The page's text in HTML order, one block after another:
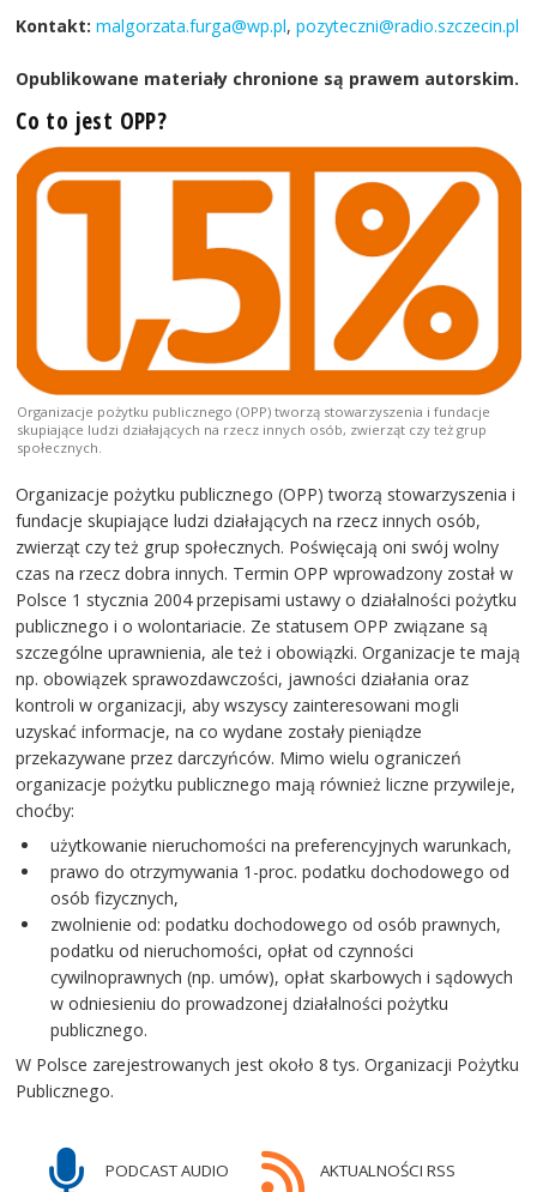
Kontakt: malgorzata.furga@wp.pl,pozyteczni@radio.szczecin.pl
Opublikowane materiały chronione są prawem autorskim.
Co to jest OPP?
Organizacje pożytku publicznego (OPP) tworzą stowarzyszenia i fundacje
skupiające ludzi działających na rzecz innych osób, zwierząt czy też grup
społecznych.
Organizacje pożytku publicznego (OPP) tworzą stowarzyszenia i
fundacje skupiające ludzi działających na rzecz innych osób,
zwierząt czy też grup społecznych. Poświęcają oni swój wolny
czas na rzecz dobra innych. Termin OPP wprowadzony został w
Polsce 1 stycznia 2004 przepisami ustawy o działalności pożytku
publicznego i o wolontariacie. Ze statusem OPP związane są
szczególne uprawnienia, ale też i obowiązki. Organizacje te mają
np. obowiązek sprawozdawczości, jawności działania oraz
kontroli w organizacji, aby wszyscy zainteresowani mogli
uzyskać informacje, na co wydane zostały pieniądze
przekazywane przez darczyńców. Mimo wielu ograniczeń
organizacje pożytku publicznego mają również liczne przywileje,
choćby:
użytkowanie nieruchomości na preferencyjnych warunkach,
prawo do otrzymywania 1-proc. podatku dochodowego od
osób fizycznych,
zwolnienie od: podatku dochodowego od osób prawnych,
podatku od nieruchomości, opłat od czynności
cywilnoprawnych (np. umów), opłat skarbowych i sądowych
w odniesieniu do prowadzonej działalności pożytku
publicznego.
W Polsce zarejestrowanych jest około 8 tys. Organizacji Pożytku
Publicznego.
PODCAST AUDIO AKTUALNOŚCI RSS